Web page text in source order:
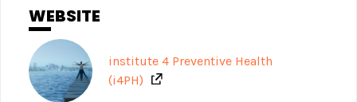
WEBSITE
institute 4 Preventive Health
(i4PH)